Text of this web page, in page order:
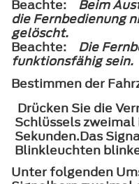
Beachte:
Beim
die Fernbedienung
gelöscht.
Beachte:
Die
funktionsfähig sein.
Bestimmen der
Drücken Sie die
Schlüssels
Sekunden.Das
Blinkleuchten
Unter folgenden